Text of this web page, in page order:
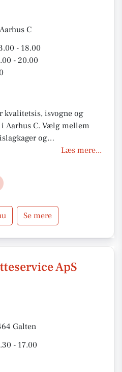
C
- 18.00
- 20.00
kvalitetsis, isvogne og
Aarhus C. Vælg mellem
og
til dit arrengement. Perfekt
levering og fokus
Læs mere...
Se mere
ApS
Galten
- 17.00